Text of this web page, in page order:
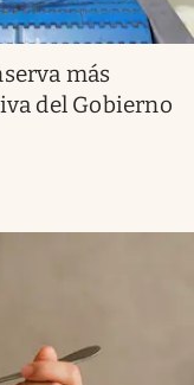
más
del Gobierno